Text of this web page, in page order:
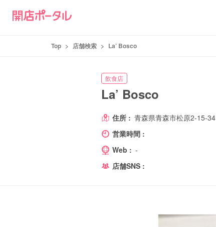
Top > 店舗検索 > La’ Bosco
飲食店
La’ Bosco
住所 : 青森県青森市松原2-15-34
営業時間 :
Web : -
店舗SNS :